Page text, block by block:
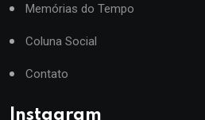
Memórias do Tempo
Coluna Social
Contato
Instagram